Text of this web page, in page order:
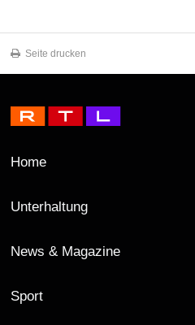
Seite drucken
Home
Unterhaltung
News & Magazine
Sport